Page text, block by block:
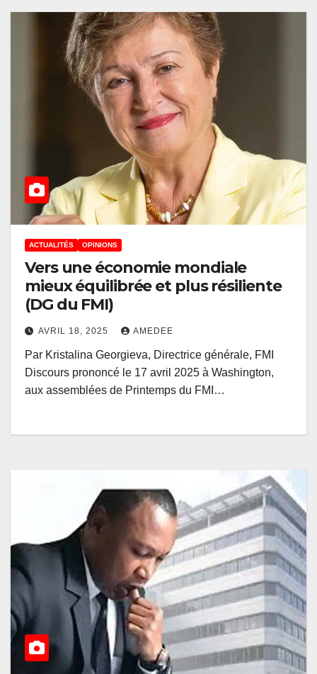
ACTUALITÉS OPINIONS
Vers une économie mondiale
mieux équilibrée et plus résiliente
(DG du FMI)
AVRIL 18, 2025 AMEDEE
Par Kristalina Georgieva, Directrice générale, FMI
Discours prononcé le 17 avril 2025 à Washington,
aux assemblées de Printemps du FMI…